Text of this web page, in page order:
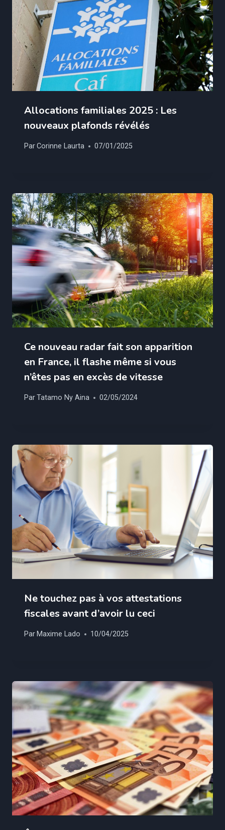
Allocations familiales 2025 : Les
nouveaux plafonds révélés
ParCorinne Laurta 07/01/2025
Ce nouveau radar fait son apparition
en France, il flashe même si vous
n’êtes pas en excès de vitesse
ParTatamo Ny Aina 02/05/2024
Ne touchez pas à vos attestations
fiscales avant d’avoir lu ceci
Par Maxime Lado 10/04/2025